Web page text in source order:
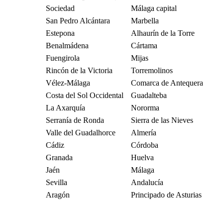
Sociedad
Málaga capital
San Pedro Alcántara
Marbella
Estepona
Alhaurín de la Torre
Benalmádena
Cártama
Fuengirola
Mijas
Rincón de la Victoria
Torremolinos
Vélez-Málaga
Comarca de Antequera
Costa del Sol Occidental
Guadalteba
La Axarquía
Nororma
Serranía de Ronda
Sierra de las Nieves
Valle del Guadalhorce
Almería
Cádiz
Córdoba
Granada
Huelva
Jaén
Málaga
Sevilla
Andalucía
Aragón
Principado de Asturias